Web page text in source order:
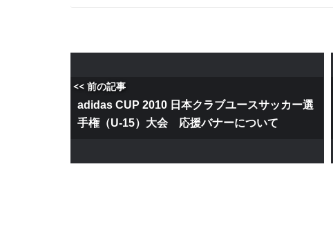
<< 前の記事
adidas CUP 2010 日本クラブユースサッカー選
手権（U-15）大会 応援バナーについて